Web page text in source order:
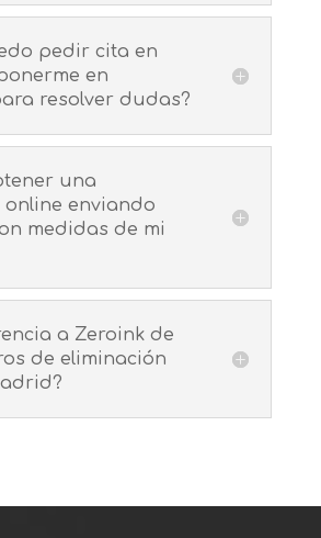
pedir cita en
en
resolver dudas?
una
enviando
medidas de mi
a Zeroink de
de eliminación